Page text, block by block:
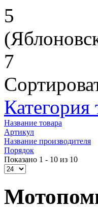
5
7
Категория
Название товара
Артикул
Название производителя
Порядок
Показано 1 - 10 из 10